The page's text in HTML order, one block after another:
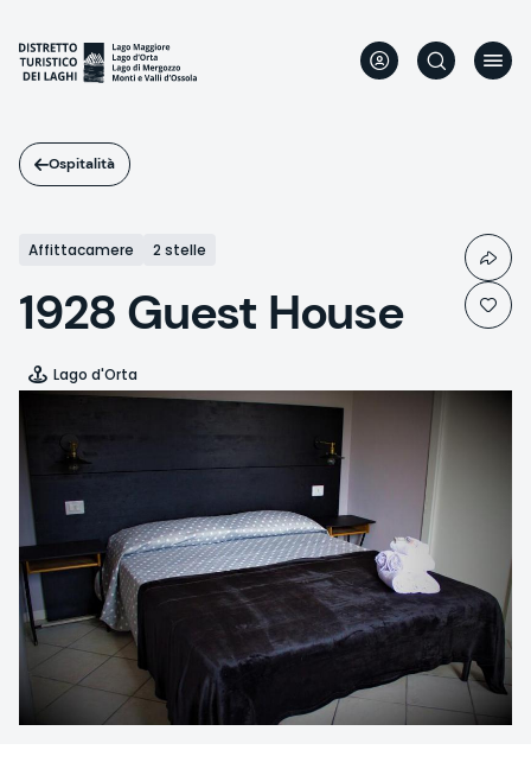
contenuto
principale
Ospitalità
Affittacamere 2 stelle
1928 Guest House
Lago d'Orta